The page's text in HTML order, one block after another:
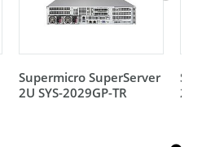
Supermicro SuperServer
2U SYS-2029GP-TR
2U